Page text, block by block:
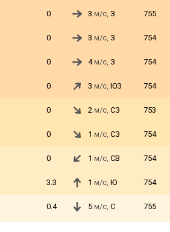
0 3 м/с, З 755
0 3 м/с, З 754
0 4м/с, З 754
0 3 м/с, ЮЗ 754
0 2 м/с, СЗ 753
0 1 м/с, СЗ 754
0 1 м/с, СВ 754
3.3 1 м/с, Ю 754
0.4 5 м/с, С 755